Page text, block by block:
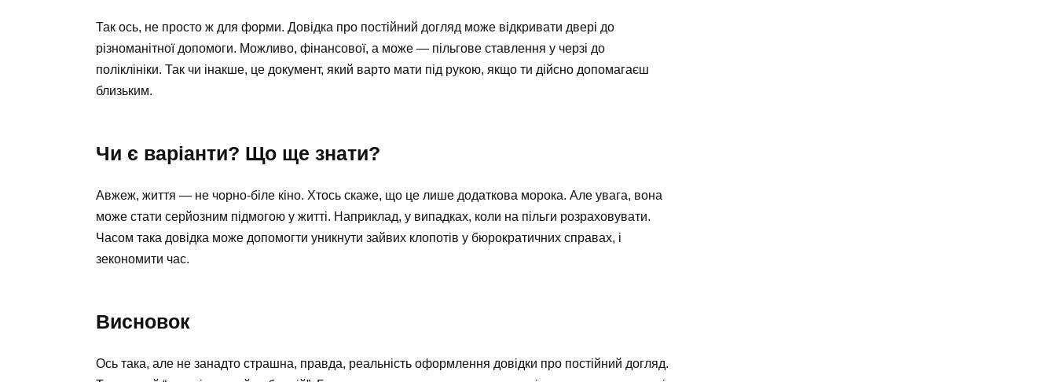
Так ось, не просто ж для форми. Довідка про постійний догляд може відкривати двері до
різноманітної допомоги. Можливо, фінансової, а може — пільгове ставлення у черзі до
поліклініки. Так чи інакше, це документ, який варто мати під рукою, якщо ти дійсно допомагаєш
близьким.
Чи є варіанти? Що ще знати?
Авжеж, життя — не чорно-біле кіно. Хтось скаже, що це лише додаткова морока. Але увага, вона
може стати серйозним підмогою у житті. Наприклад, у випадках, коли на пільги розраховувати.
Часом така довідка може допомогти уникнути зайвих клопотів у бюрократичних справах, і
зекономити час.
Висновок
Ось така, але не занадто страшна, правда, реальність оформлення довідки про постійний догляд.